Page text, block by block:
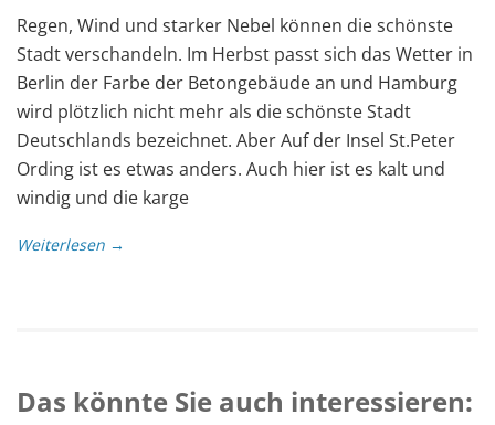
Regen, Wind und starker Nebel können die schönste
Stadt verschandeln. Im Herbst passt sich das Wetter in
Berlin der Farbe der Betongebäude an und Hamburg
wird plötzlich nicht mehr als die schönste Stadt
Deutschlands bezeichnet. Aber Auf der Insel St.Peter
Ording ist es etwas anders. Auch hier ist es kalt und
windig und die karge
Weiterlesen →
Das könnte Sie auch interessieren: